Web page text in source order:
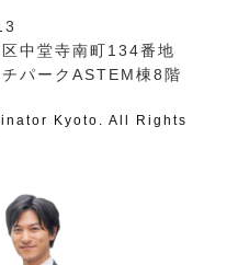
中堂寺南町134番地
パークASTEM棟8階
Kyoto. All Rights